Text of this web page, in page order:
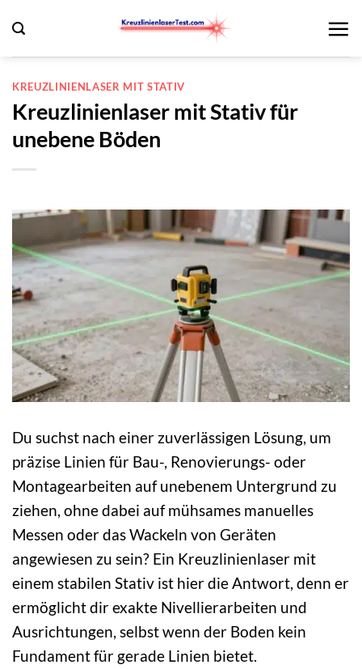
Inhalt
springen
KREUZLINIENLASER MIT STATIV
Kreuzlinienlaser mit Stativ für
unebene Böden
Du suchst nach einer zuverlässigen Lösung, um
präzise Linien für Bau-, Renovierungs- oder
Montagearbeiten auf unebenem Untergrund zu
ziehen, ohne dabei auf mühsames manuelles
Messen oder das Wackeln von Geräten
angewiesen zu sein? Ein Kreuzlinienlaser mit
einem stabilen Stativ ist hier die Antwort, denn er
ermöglicht dir exakte Nivellierarbeiten und
Ausrichtungen, selbst wenn der Boden kein
Fundament für gerade Linien bietet.